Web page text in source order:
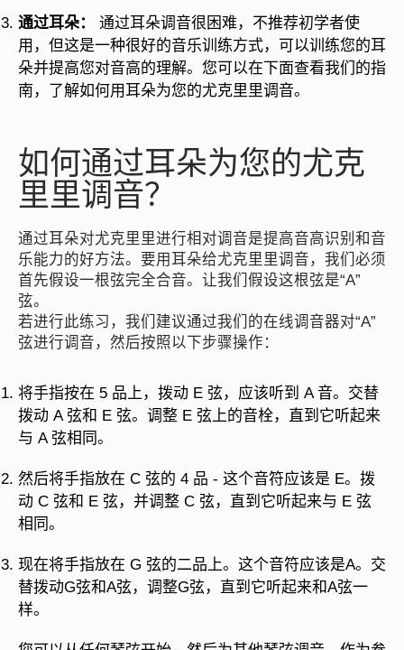
通过耳朵：
通过耳朵调音很困难，不推荐初学者使
用，但这是一种很好的音乐训练方式，可以训练您的耳
朵并提高您对音高的理解。您可以在下面查看我们的指
南，了解如何用耳朵为您的尤克里里调音。
如何通过耳朵为您的尤克
里里调音？
通过耳朵对尤克里里进行相对调音是提高音高识别和音
乐能力的好方法。要用耳朵给尤克里里调音，我们必须
首先假设一根弦完全合音。让我们假设这根弦是“A”
弦。
若进行此练习，我们建议通过我们的在线调音器对“A”
弦进行调音，然后按照以下步骤操作：
将手指按在 5 品上，拨动 E 弦，应该听到 A 音。交替
拨动 A 弦和 E 弦。调整 E 弦上的音栓，直到它听起来
与 A 弦相同。
然后将手指放在 C 弦的 4 品 - 这个音符应该是 E。拨
动 C 弦和 E 弦，并调整 C 弦，直到它听起来与 E 弦
相同。
现在将手指放在 G 弦的二品上。这个音符应该是A。交
替拨动G弦和A弦，调整G弦，直到它听起来和A弦一
样。